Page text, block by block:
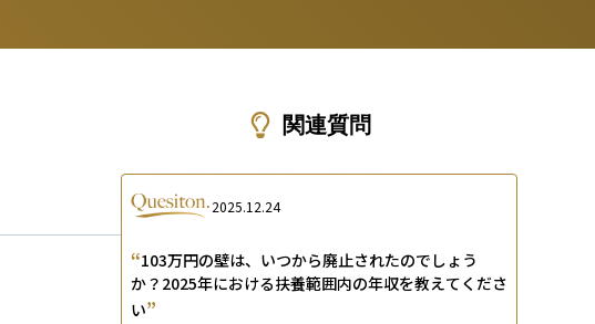
関連質問
2025.12.24
“103万円の壁は、いつから廃止されたのでしょう
か？2025年における扶養範囲内の年収を教えてくださ
い”